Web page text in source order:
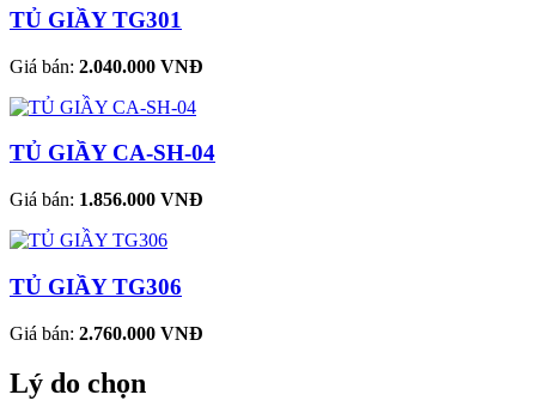
TỦ GIẦY TG301
Giá bán: 2.040.000 VNĐ
TỦ GIẦY CA-SH-04
Giá bán: 1.856.000 VNĐ
TỦ GIẦY TG306
Giá bán: 2.760.000 VNĐ
Lý do chọn